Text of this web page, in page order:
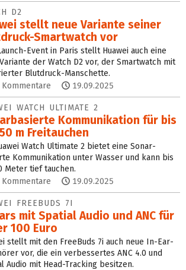
D2
stellt neue Variante seiner
Smartwatch vor
Event in Paris stellt Huawei auch eine
der Watch D2 vor, der Smartwatch mit
Blutdruck-Manschette.
Kommentare 19.09.2025
WATCH ULTIMATE 2
Kommunikation für bis
m Freitauchen
Watch Ultimate 2 bietet eine Sonar-
Kommunikation unter Wasser und kann bis
Meter tief tauchen.
Kommentare 19.09.2025
FREEBUDS 7I
mit Spatial Audio und ANC für
100 Euro
stellt mit den FreeBuds 7i auch neue In-Ear-
vor, die ein verbessertes ANC 4.0 und
Audio mit Head-Tracking besitzen.